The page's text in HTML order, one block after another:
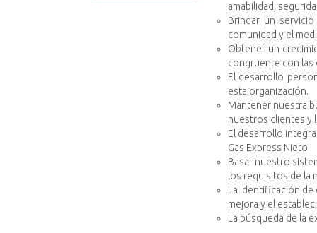
amabilidad,
Brindar un
comunidad y el
Obtener un
congruente con
El desarrollo
esta organización.
Mantener nuestra
nuestros clientes y
El desarrollo
Gas Express Nieto.
Basar nuestro
los requisitos de la
La identificación
mejora y el
La búsqueda de la